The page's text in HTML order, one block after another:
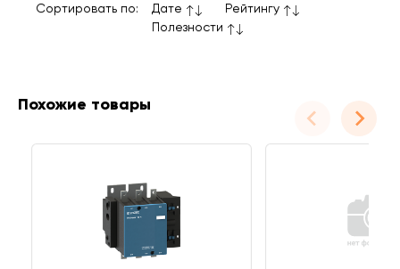
Сортировать по: Дате
Рейтингу
Полезности
Похожие товары